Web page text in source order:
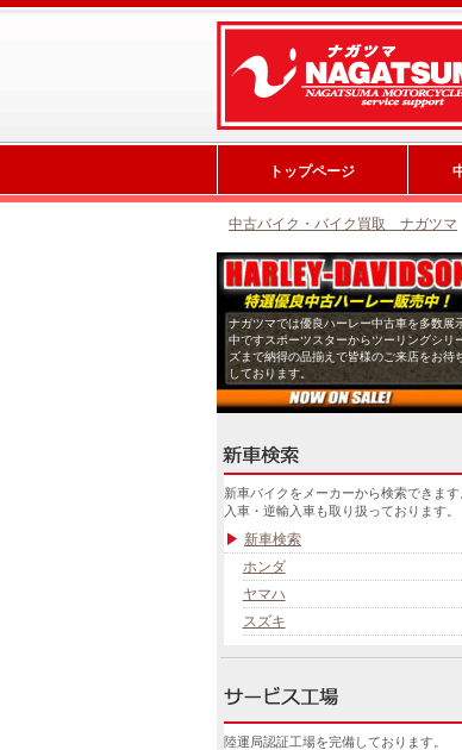
トップページ
中古バイク・バイク買取 ナガツマ
ナガツマでは優良ハーレー中古車を多数展
中ですスポーツスターからツーリングシリ
ズまで納得の品揃えで皆様のご来店をお待
しております。
新車バイクをメーカーから検索できま
入車・逆輸入車も取り扱っております。
新車検索
ホンダ
ヤマハ
スズキ
陸運局認証工場を完備しております。